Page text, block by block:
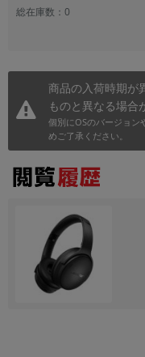
総在庫数：0
商品の入荷時期が
ものと異なる場合
個別にOSのバージョン
めご了承ください。
モニタサイズ
価格
発売日